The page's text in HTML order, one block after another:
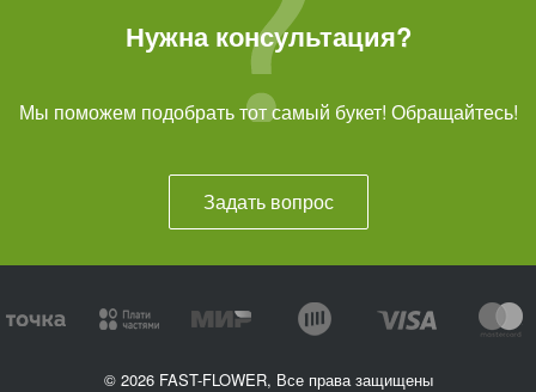
Нужна консультация?
Мы поможем подобрать тот самый букет! Обращайтесь!
Задать вопрос
© 2026 FAST-FLOWER, Все права защищены